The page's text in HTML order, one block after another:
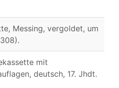
Messing, vergoldet, um
mit
deutsch, 17. Jhdt.